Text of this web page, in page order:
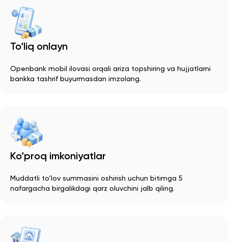
To‘liq onlayn
Openbank mobil ilovasi orqali ariza topshiring va hujjatlarni
bankka tashrif buyurmasdan imzolang.
Ko‘proq imkoniyatlar
Muddatli to‘lov summasini oshirish uchun bitimga 5
nafargacha birgalikdagi qarz oluvchini jalb qiling.